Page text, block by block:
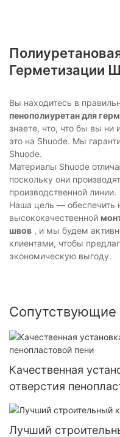
Герметизации
Вы находитесь в
пенополиуретан для
знаете, что, что бы вы ни
это на Shuode. Мы
Shuode.
Материалы Shuode
поскольку они
производственной линии.
Наша цель — обеспечить
высококачественной
швов , и мы будем
клиентами, чтобы
экономическую выгоду.
Сопутствующие
Качественная
отверстия
Лучший